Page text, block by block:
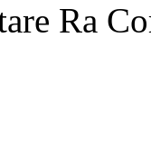
Ra